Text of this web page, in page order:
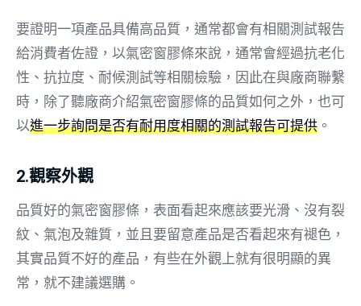
要證明一項產品具備高品質，通常都會有相關測試報告
給消費者佐證，以氣密窗膠條來說，通常會經過抗老化
性、抗拉度、耐候測試等相關檢驗，因此在與廠商聯繫
時，除了聽廠商介紹氣密窗膠條的品質如何之外，也可
以進一步詢問是否有耐用度相關的測試報告可提供 。
2.觀察外觀
品質好的氣密窗膠條，表面看起來應該要光滑、沒有裂
紋、氣泡及雜質，並且要留意產品是否看起來有褪色，
其實品質不好的產品，有些在外觀上就有很明顯的異
常，就不建議選購。